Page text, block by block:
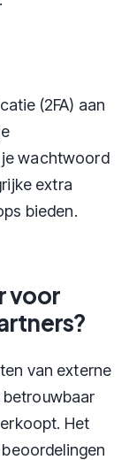
(2FA) aan
wachtwoord
extra
bieden.
voor
van externe
Het